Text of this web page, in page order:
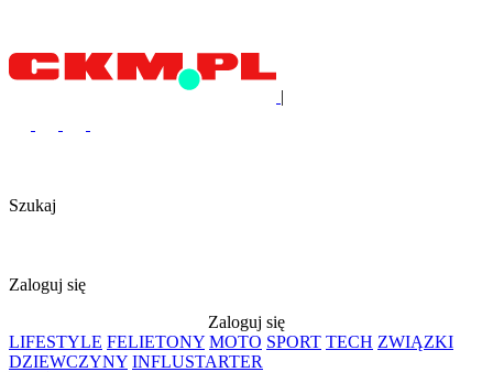
|
Szukaj
Zaloguj się
Zaloguj się
LIFESTYLE FELIETONY MOTO SPORT TECH ZWIĄZKI
DZIEWCZYNY INFLUSTARTER